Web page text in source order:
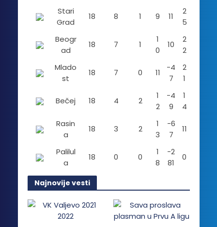
Stari
Grad
18 8 1 9 11
2
5
Beogr
ad
18 7 1
1
0
10
2
2
Mlado
st
18 7 0 11
-4
7
2
1
Bečej 18 4 2
1
2
-4
9
1
4
Rasin
a
18 3 2
1
3
-6
7
11
Palilul
a
18 0 0
1
8
-2
81
0
Najnovije vesti